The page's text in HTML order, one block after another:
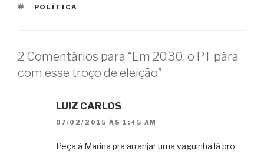
TAGS
POLÍTICA
2 Comentários para “Em 2030, o PT pára
com esse troço de eleição”
LUIZ CARLOS
07/02/2015 ÀS 1:45 AM
Peça à Marina pra arranjar uma vaguinha lá pro